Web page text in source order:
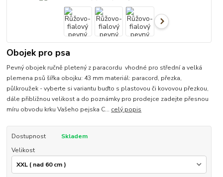
Obojek pro psa
Pevný obojek ručně pletený z paracordu vhodné pro střední a velká
plemena psů šířka obojku: 43 mm materiál: paracord, přezka,
půlkroužek - vyberte si variantu buďto s plastovou či kovovou přezkou,
dále přibližnou velikost a do poznámky pro prodejce zadejte přesnou
míru obvodu krku Vašeho pejska C... celý popis
Dostupnost
Skladem
Velikost